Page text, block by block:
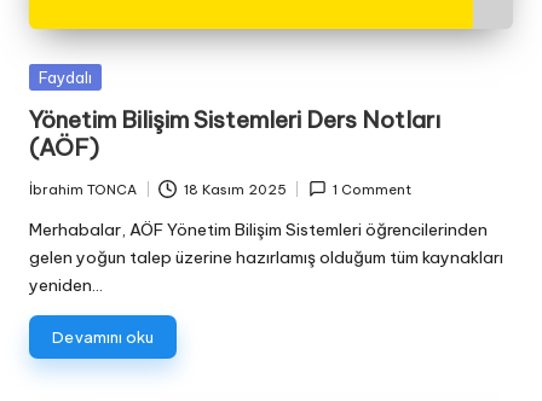
Posted
Faydalı
Yönetim Bilişim Sistemleri Ders Notları
(AÖF)
Posted
by
İbrahim TONCA 18 Kasım 2025 1 Comment
Merhabalar, AÖF Yönetim Bilişim Sistemleri öğrencilerinden
gelen yoğun talep üzerine hazırlamış olduğum tüm kaynakları
yeniden…
Devamını oku